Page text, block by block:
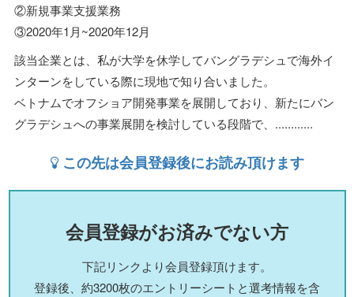
②新規事業支援業務
③2020年1月~2020年12月
該当企業とは、私が大学を休学してバングラデシュで海外イ
ンターンをしている際に現地で知り合いました。
ベトナムでオフショア開発事業を展開しており、新たにバン
グラデシュへの事業展開を検討している段階で、............
この先は会員登録後にお読み頂けます
会員登録がお済みでない方
下記リンクより会員登録頂けます。
登録後、約3200枚のエントリーシートと選考情報を含